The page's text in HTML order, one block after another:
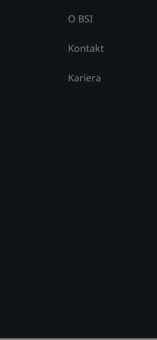
O BSI
Kontakt
Kariera